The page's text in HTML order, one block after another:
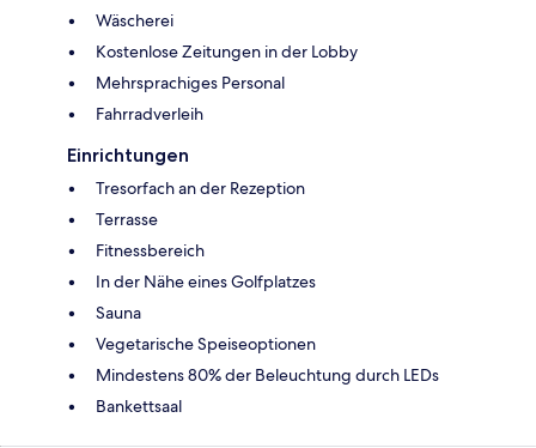
Wäscherei
Kostenlose Zeitungen in der Lobby
Mehrsprachiges Personal
Fahrradverleih
Einrichtungen
Tresorfach an der Rezeption
Terrasse
Fitnessbereich
In der Nähe eines Golfplatzes
Sauna
Vegetarische Speiseoptionen
Mindestens 80% der Beleuchtung durch LEDs
Bankettsaal